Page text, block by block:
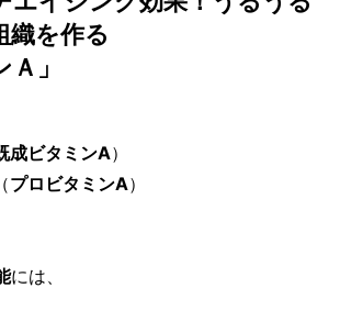
織を作る
Ａ」
成ビタミンA）
（プロビタミンA）
には、